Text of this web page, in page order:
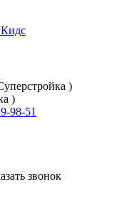
)
)
98-51
звонок